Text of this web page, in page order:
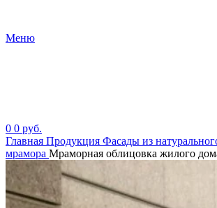
Меню
0 0 руб.
Главная Продукция Фасады из
мрамора Мраморная облицовка жилого